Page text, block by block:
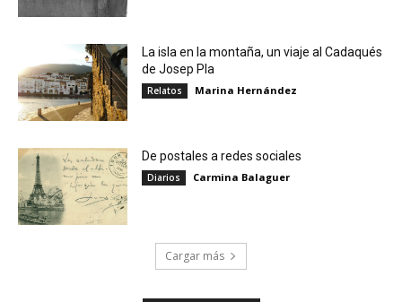
La isla en la montaña, un viaje al Cadaqués
de Josep Pla
Relatos Marina Hernández
De postales a redes sociales
Diarios Carmina Balaguer
Cargar más